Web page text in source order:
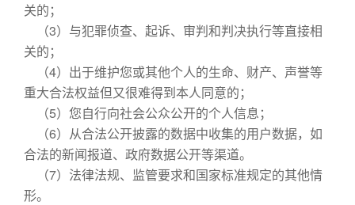
关的；
（3）与犯罪侦查、起诉、审判和判决执行等直接相
关的；
（4）出于维护您或其他个人的生命、财产、声誉等
重大合法权益但又很难得到本人同意的；
（5）您自行向社会公众公开的个人信息；
（6）从合法公开披露的数据中收集的用户数据，如
合法的新闻报道、政府数据公开等渠道。
（7）法律法规、监管要求和国家标准规定的其他情
形。